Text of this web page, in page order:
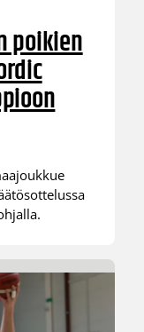
poikien